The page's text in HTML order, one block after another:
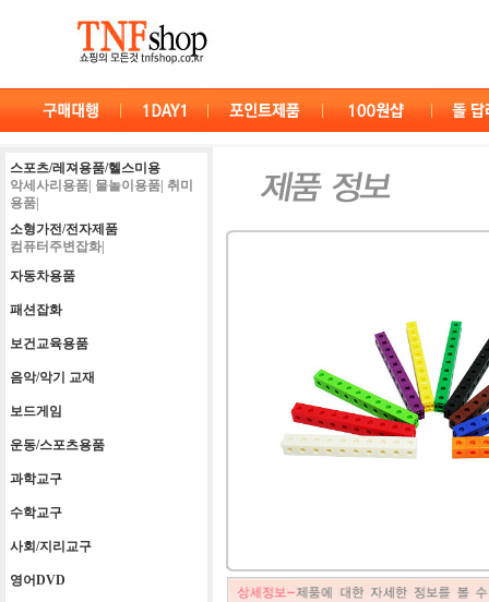
스포츠/레져용품/헬스미용
악세사리용품| 물놀이용품| 취미
용품|
소형가전/전자제품
컴퓨터주변잡화|
자동차용품
패션잡화
보건교육용품
음악/악기 교재
보드게임
운동/스포츠용품
과학교구
수학교구
사회/지리교구
영어DVD